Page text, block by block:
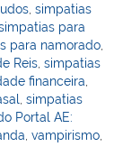
,simpatias
para
para namorado,
Reis,simpatias
financeira,
,simpatias
Portal AE:
,vampirismo,